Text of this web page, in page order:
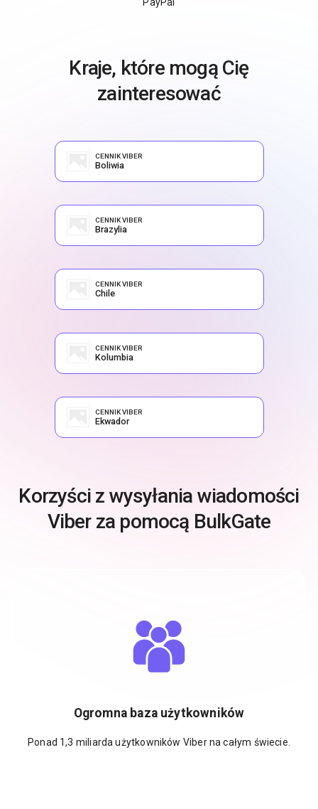
Kraje, które mogą Cię
zainteresować
CENNIK VIBER
Boliwia
CENNIK VIBER
Brazylia
CENNIK VIBER
Chile
CENNIK VIBER
Kolumbia
CENNIK VIBER
Ekwador
Korzyści z wysyłania wiadomości
Viber za pomocą BulkGate
Ogromna baza użytkowników
Ponad 1,3 miliarda użytkowników Viber na całym świecie.